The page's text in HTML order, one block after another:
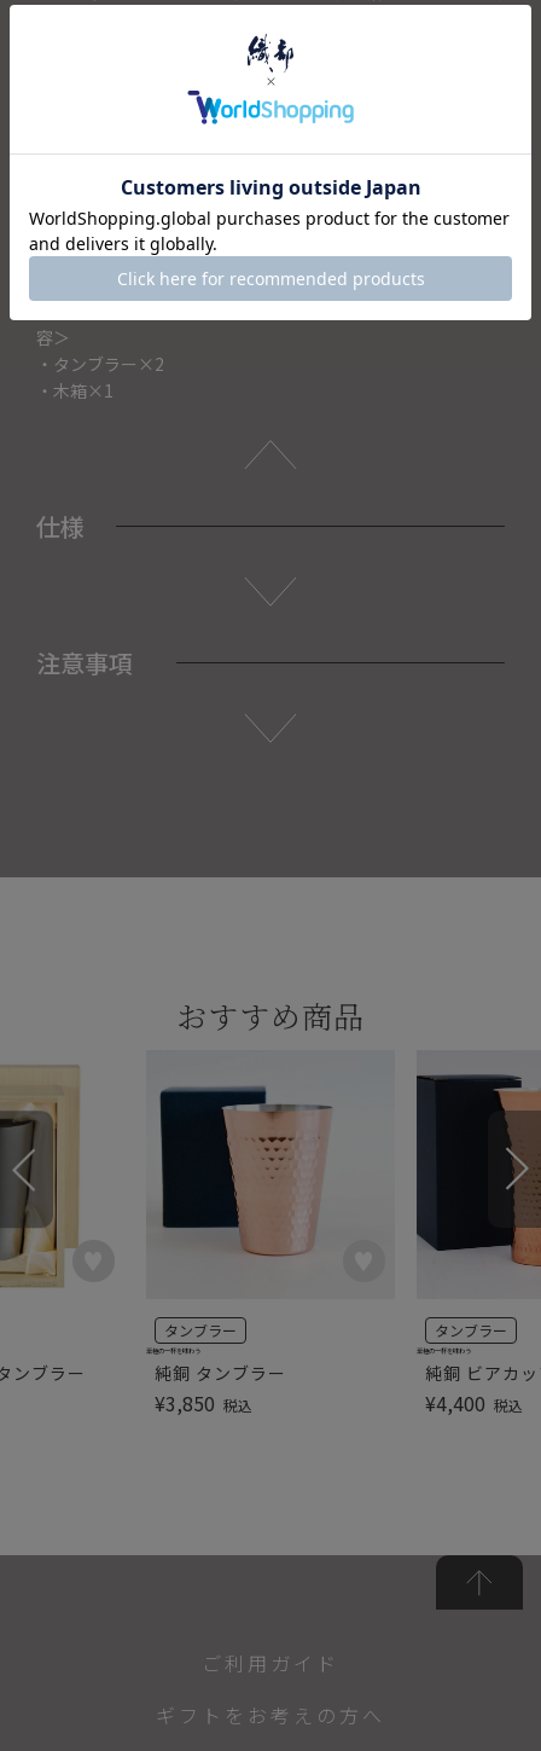
シックな「マットブラック」と美しい「ゴールド」のタンブ
ラーは、モダンで洗練された食卓を演出。なめらかな曲線が
手になじみ、お酒の香りと喉ごしを引き立てます。さらに、
織部オリジナルの格調高い木箱に収めてお届けします。結婚
祝いや記念日など、大切な方へ日常の時間を贅沢に変える体
験を贈る、ギフトに最適な逸品です。
※ご注意：本製品は冷たい飲み物専用です。熱伝導率が非常
に高いため、熱い飲み物を入れると本体が熱くなり、火傷の
容＞
・タンブラー×2
・木箱×1
仕様
注意事項
おすすめ商品
ンブラー 純銅 タンブラー
タンブラー
¥3,850 税込
至極の一杯を味わう
純銅 ビアカ
タンブラー
¥4,400 税込
至極の一杯を味わう
ご利用ガイド
ギフトをお考えの方へ